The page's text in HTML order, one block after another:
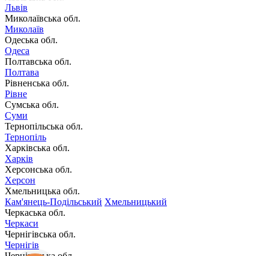
Львів
Миколаївська обл.
Миколаїв
Одеська обл.
Одеса
Полтавська обл.
Полтава
Рівненська обл.
Рівне
Сумська обл.
Суми
Тернопільська обл.
Тернопіль
Харківська обл.
Харків
Херсонська обл.
Херсон
Хмельницька обл.
Кам'янець-Подільський Хмельницький
Черкаська обл.
Черкаси
Чернігівська обл.
Чернігів